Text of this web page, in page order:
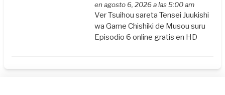
en agosto 6, 2026 a las 5:00 am
Ver Tsuihou sareta Tensei Juukishi
wa Game Chishiki de Musou suru
Episodio 6 online gratis en HD